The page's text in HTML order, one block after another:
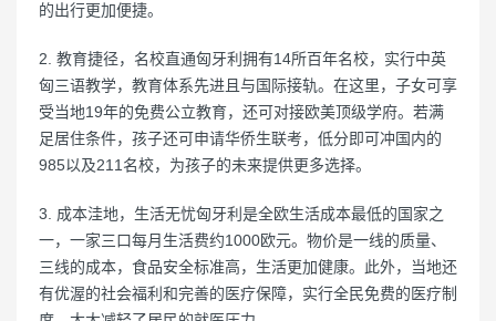
的出行更加便捷。
2. 教育捷径，名校直通匈牙利拥有14所百年名校，实行中英
匈三语教学，教育体系先进且与国际接轨。在这里，子女可享
受当地19年的免费公立教育，还可对接欧美顶级学府。若满
足居住条件，孩子还可申请华侨生联考，低分即可冲国内的
985以及211名校，为孩子的未来提供更多选择。
3. 成本洼地，生活无忧匈牙利是全欧生活成本最低的国家之
一，一家三口每月生活费约1000欧元。物价是一线的质量、
三线的成本，食品安全标准高，生活更加健康。此外，当地还
有优渥的社会福利和完善的医疗保障，实行全民免费的医疗制